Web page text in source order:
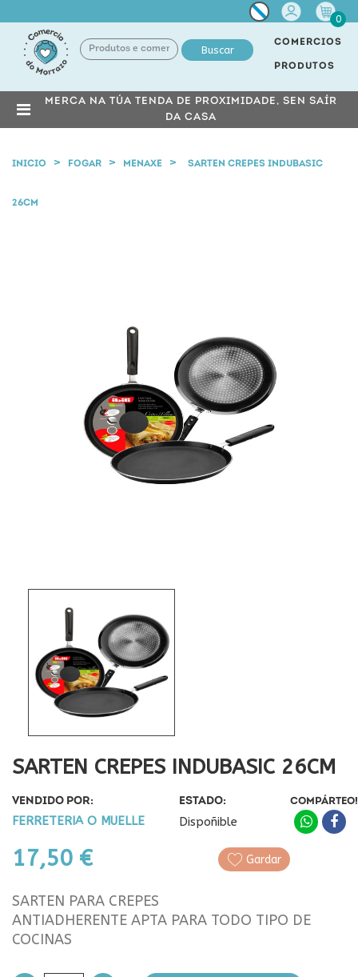
Miña
conta
0
Buscar
COMERCIOS
PRODUTOS
MERCA NA TÚA TENDA DE PROXIMIDADE, SEN SAÍR
DA CASA
INICIO FOGAR MENAXE SARTEN CREPES INDUBASIC
26CM
SARTEN CREPES INDUBASIC 26CM
VENDIDO POR:
FERRETERIA O MUELLE
ESTADO:
Dispoñible
17,50 €
COMPÁRTEO!
Gardar
SARTEN PARA CREPES
ANTIADHERENTE APTA PARA TODO TIPO DE
COCINAS